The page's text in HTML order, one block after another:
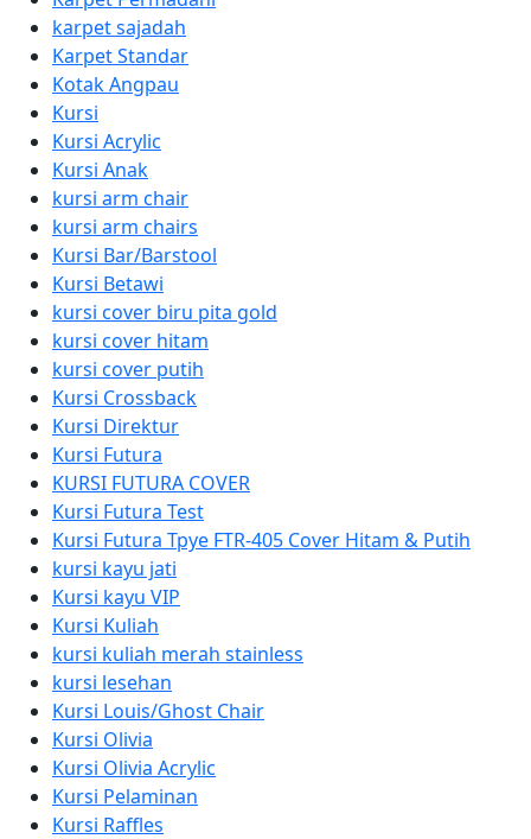
karpet sajadah
Karpet Standar
Kotak Angpau
Kursi
Kursi Acrylic
Kursi Anak
kursi arm chair
kursi arm chairs
Kursi Bar/Barstool
Kursi Betawi
kursi cover biru pita gold
kursi cover hitam
kursi cover putih
Kursi Crossback
Kursi Direktur
Kursi Futura
KURSI FUTURA COVER
Kursi Futura Test
Kursi Futura Tpye FTR-405 Cover Hitam & Putih
kursi kayu jati
Kursi kayu VIP
Kursi Kuliah
kursi kuliah merah stainless
kursi lesehan
Kursi Louis/Ghost Chair
Kursi Olivia
Kursi Olivia Acrylic
Kursi Pelaminan
Kursi Raffles